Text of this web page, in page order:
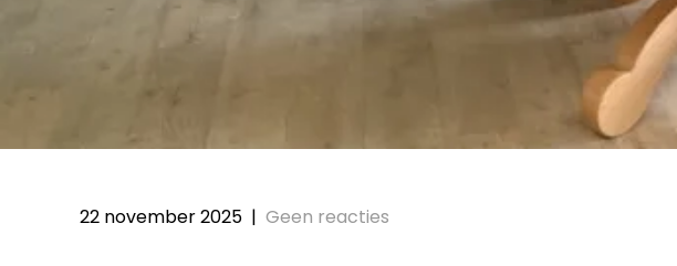
22 november 2025 | Geen reacties